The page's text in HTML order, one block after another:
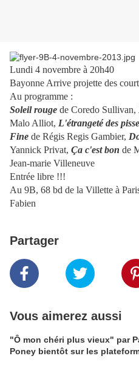
Lundi 4 novembre à 20h40
Bayonne Arrive projette des
Au programme :
Soleil rouge de Coredo Sullivan ,
Malo Alliot, L'étrangeté des
Fine de Régis Regis Gambier ,
Yannick Privat, Ça c'est bon de
Jean-marie Villeneuve
Entrée libre !!!
Au 9B, 68 bd de la Villette à
Fabien
Partager
Vous aimerez aussi
"Ô mon chéri plus vieux" par
Poney bientôt sur les